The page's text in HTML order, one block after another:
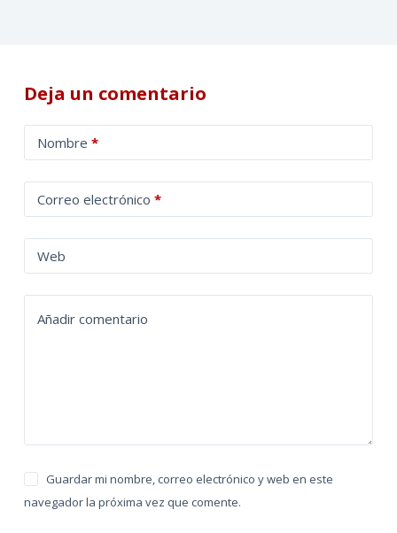
Deja un comentario
Nombre *
Correo electrónico *
Web
Añadir comentario
Guardar mi nombre, correo electrónico y web en este
navegador la próxima vez que comente.
l
t
a
t